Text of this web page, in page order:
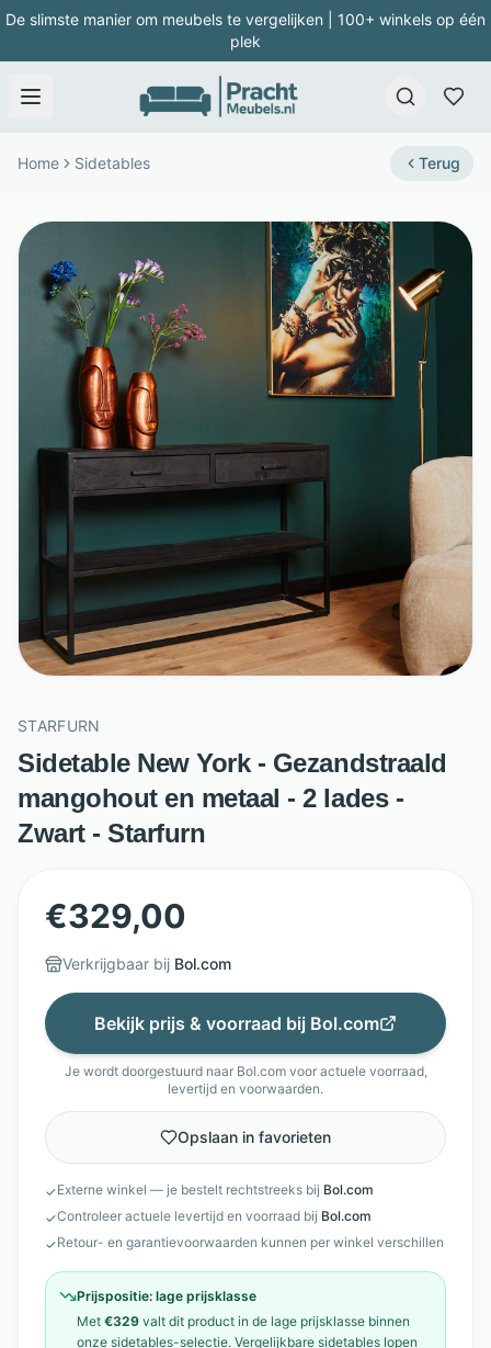
De slimste manier om meubels te vergelijken | 100+ winkels op één
plek
Home Sidetables Terug
STARFURN
Sidetable New York - Gezandstraald
mangohout en metaal - 2 lades -
Zwart - Starfurn
€329,00
Verkrijgbaar bij Bol.com
Bekijk prijs & voorraad bij Bol.com
Je wordt doorgestuurd naar Bol.comvoor actuele voorraad,
levertijd en voorwaarden.
Opslaan in favorieten
✓Externe winkel — je bestelt rechtstreeks bij Bol.com
✓Controleer actuele levertijd en voorraad bij Bol.com
✓Retour- en garantievoorwaarden kunnen per winkel verschillen
Prijspositie: lage prijsklasse
Met €329 valt dit product in de lage prijsklasse binnen
onze sidetables-selectie. Vergelijkbare sidetables lopen